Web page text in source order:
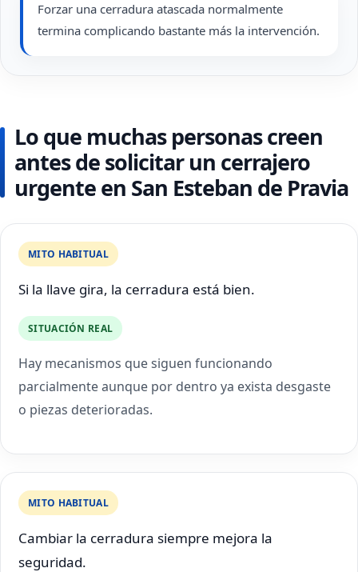
Forzar una cerradura atascada normalmente
termina complicando bastante más la intervención.
Lo que muchas personas creen
antes de solicitar un cerrajero
urgente en San Esteban de Pravia
MITO HABITUAL
Si la llave gira, la cerradura está bien.
SITUACIÓN REAL
Hay mecanismos que siguen funcionando
parcialmente aunque por dentro ya exista desgaste
o piezas deterioradas.
MITO HABITUAL
Cambiar la cerradura siempre mejora la
seguridad.